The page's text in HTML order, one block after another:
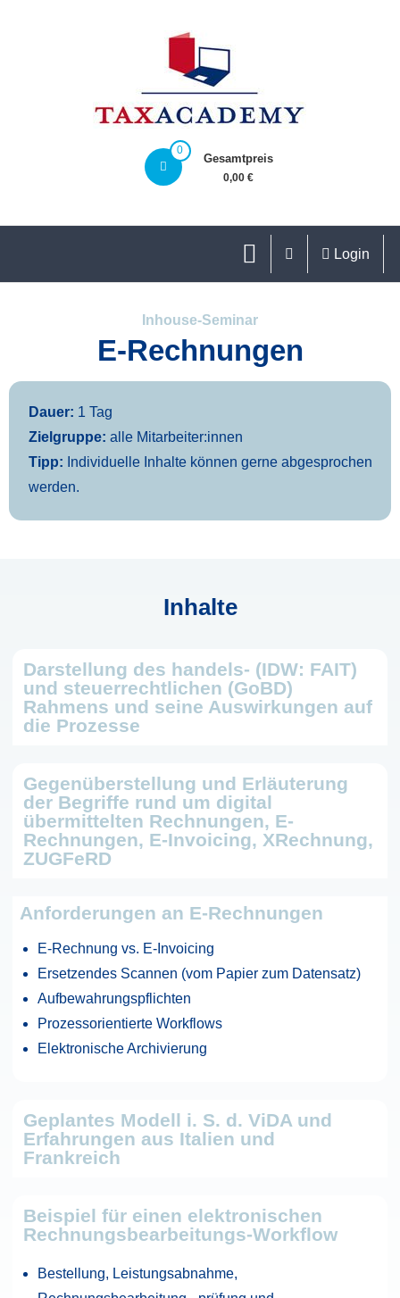
0
Gesamtpreis
0,00 €
Login
Inhouse-Seminar
E-Rechnungen
Dauer: 1 Tag
Zielgruppe: alle Mitarbeiter:innen
Tipp: Individuelle Inhalte können gerne abgesprochen
werden.
Inhalte
Darstellung des handels- (IDW: FAIT)
und steuerrechtlichen (GoBD)
Rahmens und seine Auswirkungen auf
die Prozesse
Gegenüberstellung und Erläuterung
der Begriffe rund um digital
übermittelten Rechnungen, E-
Rechnungen, E-Invoicing, XRechnung,
ZUGFeRD
Anforderungen an E-Rechnungen
E-Rechnung vs. E-Invoicing
Ersetzendes Scannen (vom Papier zum Datensatz)
Aufbewahrungspflichten
Prozessorientierte Workflows
Elektronische Archivierung
Geplantes Modell i. S. d. ViDA und
Erfahrungen aus Italien und
Frankreich
Beispiel für einen elektronischen
Rechnungsbearbeitungs-Workflow
Bestellung, Leistungsabnahme,